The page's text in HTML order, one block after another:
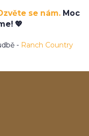
se nám. Moc
💖
- Ranch Country